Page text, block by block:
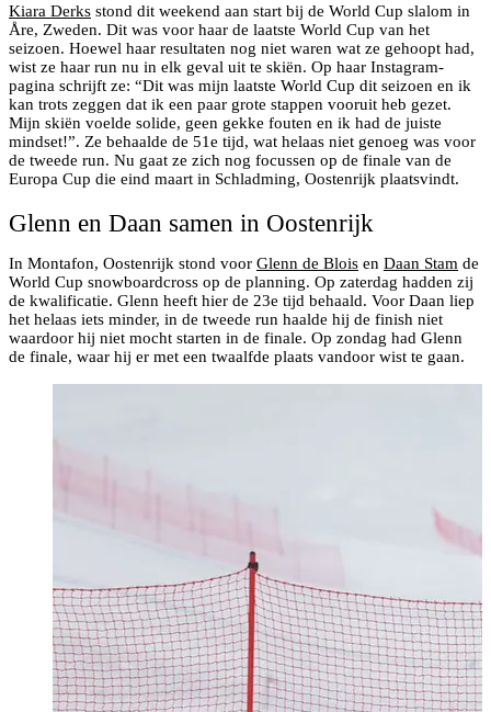
Kiara Derks stond dit weekend aan start bij de World Cup slalom in
Åre, Zweden. Dit was voor haar de laatste World Cup van het
seizoen. Hoewel haar resultaten nog niet waren wat ze gehoopt had,
wist ze haar run nu in elk geval uit te skiën. Op haar Instagram-
pagina schrijft ze: “Dit was mijn laatste World Cup dit seizoen en ik
kan trots zeggen dat ik een paar grote stappen vooruit heb gezet.
Mijn skiën voelde solide, geen gekke fouten en ik had de juiste
mindset!”. Ze behaalde de 51e tijd, wat helaas niet genoeg was voor
de tweede run. Nu gaat ze zich nog focussen op de finale van de
Europa Cup die eind maart in Schladming, Oostenrijk plaatsvindt.
Glenn en Daan samen in Oostenrijk
In Montafon, Oostenrijk stond voor Glenn de Blois en Daan Stam de
World Cup snowboardcross op de planning. Op zaterdag hadden zij
de kwalificatie. Glenn heeft hier de 23e tijd behaald. Voor Daan liep
het helaas iets minder, in de tweede run haalde hij de finish niet
waardoor hij niet mocht starten in de finale. Op zondag had Glenn
de finale, waar hij er met een twaalfde plaats vandoor wist te gaan.